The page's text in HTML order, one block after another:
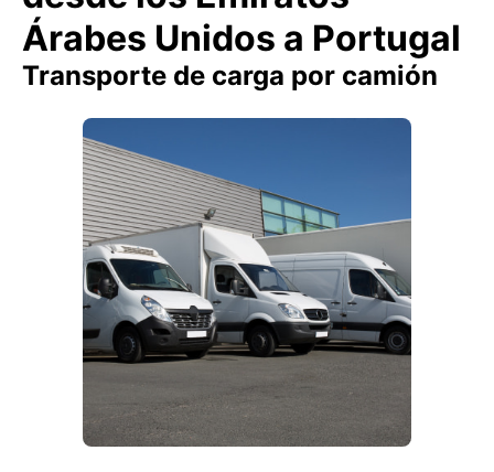
Árabes Unidos a Portugal
Transporte de carga por camión